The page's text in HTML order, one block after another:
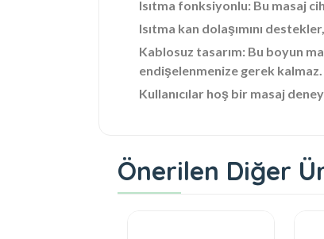
Isıtma fonksiyonlu: Bu masaj
Isıtma kan dolaşımını
Kablosuz tasarım: Bu boyun
endişelenmenize gerek kalmaz.
Kullanıcılar hoş bir masaj
Önerilen Diğer